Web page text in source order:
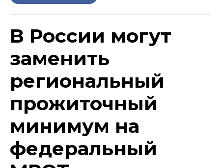
В России могут
заменить
региональный
прожиточный
минимум на
федеральный